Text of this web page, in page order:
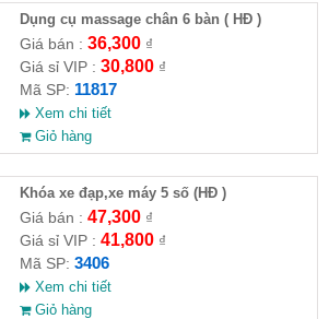
Dụng cụ massage chân 6 bàn ( HĐ )
Giá bán : 36,300₫
Giá sỉ VIP : 30,800₫
Mã SP: 11817
Xem chi tiết
Giỏ hàng
Khóa xe đạp,xe máy 5 số (HĐ )
Giá bán : 47,300₫
Giá sỉ VIP : 41,800₫
Mã SP: 3406
Xem chi tiết
Giỏ hàng